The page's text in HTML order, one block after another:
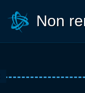
Non